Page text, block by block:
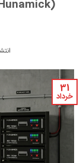
31
خرداد